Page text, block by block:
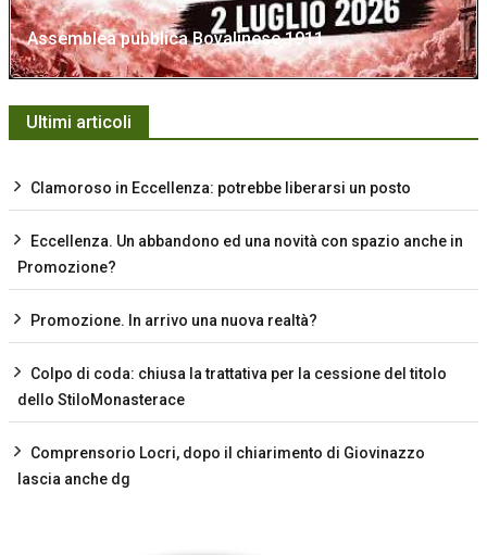
Assemblea pubblica Bovalinese 1911
Ultimi articoli
Clamoroso in Eccellenza: potrebbe liberarsi un posto
Eccellenza. Un abbandono ed una novità con spazio anche in
Promozione?
Promozione. In arrivo una nuova realtà?
Colpo di coda: chiusa la trattativa per la cessione del titolo
dello StiloMonasterace
Comprensorio Locri, dopo il chiarimento di Giovinazzo
lascia anche dg